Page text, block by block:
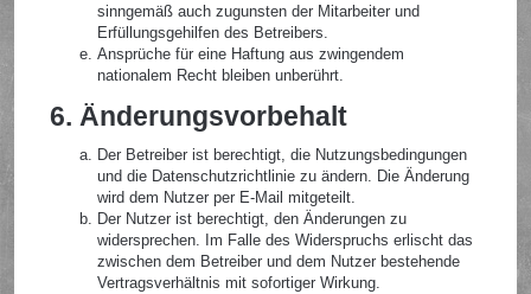
sinngemäß auch zugunsten der Mitarbeiter und
Erfüllungsgehilfen des Betreibers.
Ansprüche für eine Haftung aus zwingendem
nationalem Recht bleiben unberührt.
6. Änderungsvorbehalt
Der Betreiber ist berechtigt, die Nutzungsbedingungen
und die Datenschutzrichtlinie zu ändern. Die Änderung
wird dem Nutzer per E-Mail mitgeteilt.
Der Nutzer ist berechtigt, den Änderungen zu
widersprechen. Im Falle des Widerspruchs erlischt das
zwischen dem Betreiber und dem Nutzer bestehende
Vertragsverhältnis mit sofortiger Wirkung.